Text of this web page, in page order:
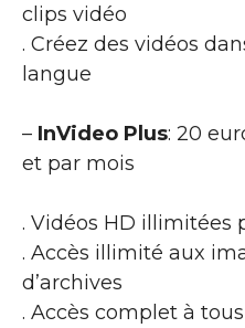
clips vidéo
. Créez des vidéos
langue
– InVideo Plus: 20
et par mois
. Vidéos HD illimitées
. Accès illimité aux
d’archives
. Accès complet à